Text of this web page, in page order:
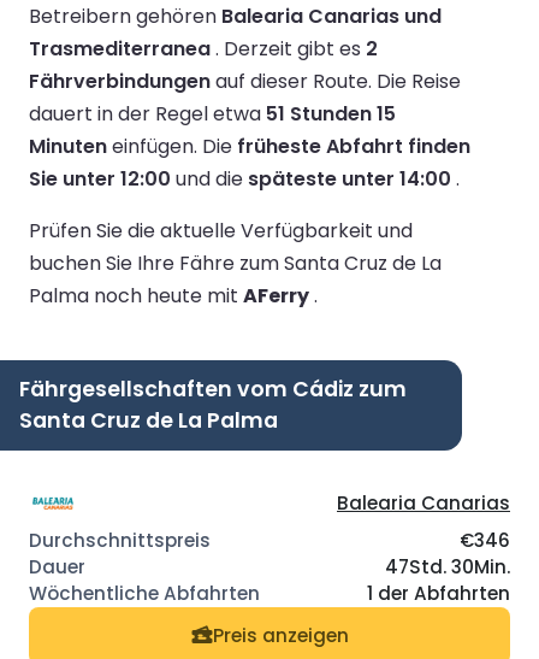
Betreibern gehören Balearia Canarias und
Trasmediterranea. Derzeit gibt es 2
Fährverbindungenauf dieser Route. Die Reise
dauert in der Regel etwa 51 Stunden 15
Minuteneinfügen. Die früheste Abfahrt finden
Sie unter 12:00 und die späteste unter 14:00 .
Prüfen Sie die aktuelle Verfügbarkeit und
buchen Sie Ihre Fähre zum Santa Cruz de La
Palma noch heute mit AFerry.
Fährgesellschaften vom Cádiz zum
Santa Cruz de La Palma
Balearia Canarias
€346
47Std. 30Min.
1 der Abfahrten
Preis anzeigen